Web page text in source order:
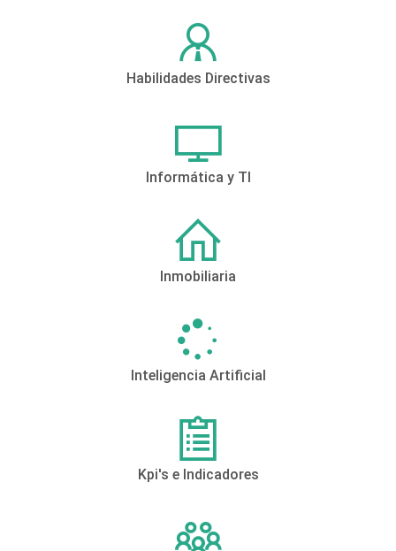
Habilidades Directivas
Informática y TI
Inmobiliaria
Inteligencia Artificial
Kpi's e Indicadores